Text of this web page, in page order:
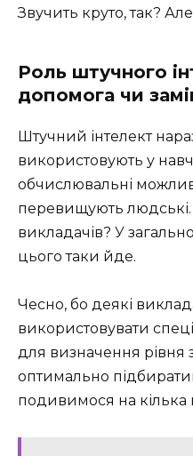
Звучить круто, так?
Роль штучного
допомога чи
Штучний інтелект
використовують у
обчислювальні
перевищують людські.
викладачів? У
цього таки йде.
Чесно, бо деякі
використовувати
для визначення рівня
оптимально
подивимося на кілька